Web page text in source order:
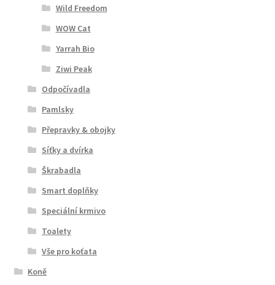
Wild Freedom
WOW Cat
Yarrah Bio
Ziwi Peak
Odpočívadla
Pamlsky
Přepravky & obojky
Síťky a dvírka
Škrabadla
Smart doplňky
Speciální krmivo
Toalety
Vše pro koťata
Koně